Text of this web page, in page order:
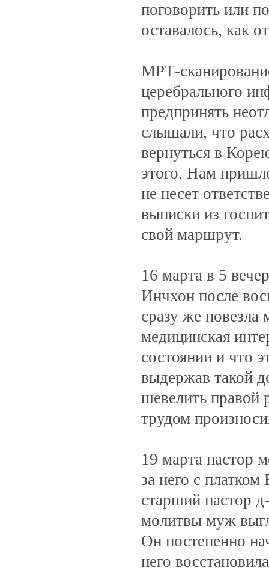
поговорить или
оставалось, как
МРТ-
церебрального
предпринять
слышали, что
вернуться в
этого. Нам
не несет
выписки из
свой маршрут.
16 марта в 5
Инчхон после
сразу же повезла
медицинская
состоянии и что
выдержав такой
шевелить правой
трудом
19 марта пастор
за него с
старший пастор
молитвы муж
Он постепенно
него